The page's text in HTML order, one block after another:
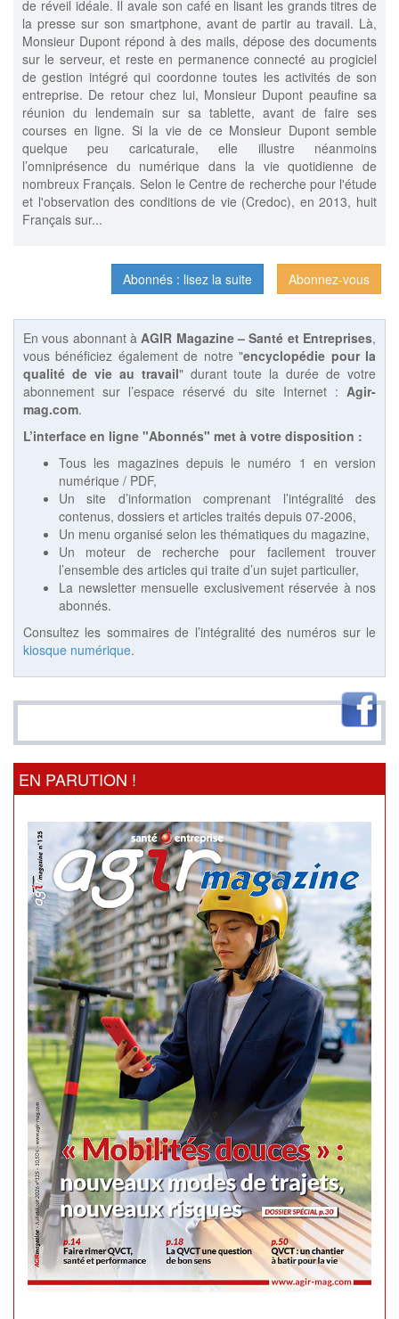
de réveil idéale. Il avale son café en lisant les grands titres de
la presse sur son smartphone, avant de partir au travail. Là,
Monsieur Dupont répond à des mails, dépose des documents
sur le serveur, et reste en permanence connecté au progiciel
de gestion intégré qui coordonne toutes les activités de son
entreprise. De retour chez lui, Monsieur Dupont peaufine sa
réunion du lendemain sur sa tablette, avant de faire ses
courses en ligne. Si la vie de ce Monsieur Dupont semble
quelque peu caricaturale, elle illustre néanmoins
l’omniprésence du numérique dans la vie quotidienne de
nombreux Français. Selon le Centre de recherche pour l'étude
et l'observation des conditions de vie (Credoc), en 2013, huit
Français sur...
Abonnez-vous
Abonnés : lisez la suite
En vous abonnant àAGIR Magazine – Santé et Entreprises,
vous bénéficiez également de notre "encyclopédie pour la
qualité de vie au travail" durant toute la durée de votre
abonnement sur l’espace réservé du site Internet : Agir-
mag.com.
L’interface en ligne "Abonnés" met à votre disposition :
Tous les magazines depuis le numéro 1 en version
numérique / PDF,
Un site d’information comprenant l’intégralité des
contenus, dossiers et articles traités depuis 07-2006,
Un menu organisé selon les thématiques du magazine,
Un moteur de recherche pour facilement trouver
l’ensemble des articles qui traite d’un sujet particulier,
La newsletter mensuelle exclusivement réservée à nos
abonnés.
Consultez les sommaires de l’intégralité des numéros sur le
kiosque numérique.
EN PARUTION !